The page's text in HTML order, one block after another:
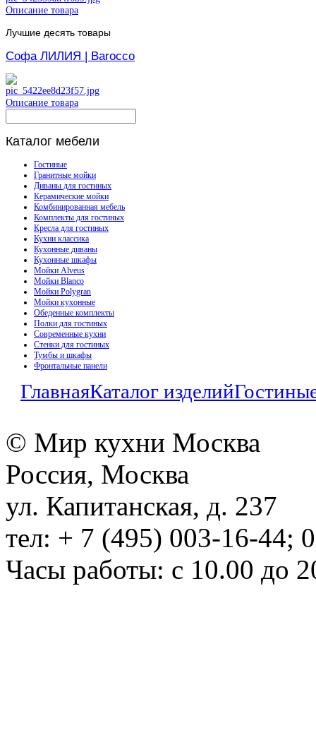
Описание товара
Лучшие десять товары
Софа ЛИЛИЯ | Barocco
Описание товара
Каталог мебели
Гостиные
Гранитные мойки
Диваны для гостиных
Керамические мойки
Комбинированная мебель
Комплекты для гостиных
Кресла для гостиных
Кухни классика
Кухонные диваны
Кухонные шкафы
Мойки Alveus
Мойки Blanco
Мойки Polygran
Мойки кухонные
Обеденные комплекты
Полки для гостиных
Современные кухни
Стенки для гостиных
Тумбы и шкафы
Фронтальные панели
ГлавнаяКаталог изделий
© Мир кухни Москва
Россия, Москва
ул. Капитанская, д. 237
тел: + 7 (495) 003-16-44;
Часы работы: с 10.00 до